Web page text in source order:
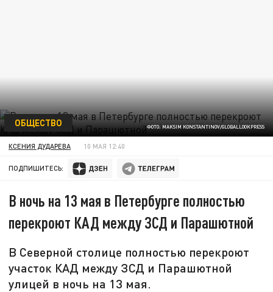
ФОТО: MAKSIM KONSTANTINOV/GLOBALLOOKPRESS
ОБЩЕСТВО
КСЕНИЯ ДУДАРЕВА 10 МАЯ 12:40
ПОДПИШИТЕСЬ:
В ночь на 13 мая в Петербурге полностью
перекроют КАД между ЗСД и Парашютной
В Северной столице полностью перекроют
участок КАД между ЗСД и Парашютной
улицей в ночь на 13 мая.